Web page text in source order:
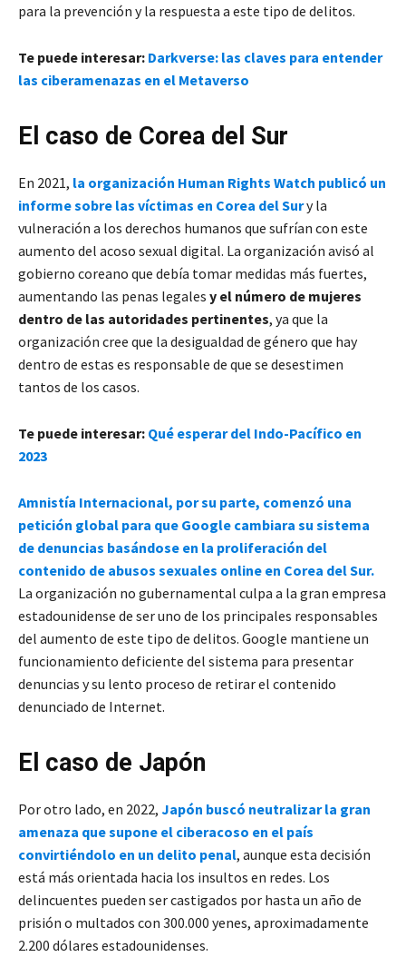
para la prevención y la respuesta a este tipo de delitos.
Te puede interesar: Darkverse: las claves para entender
las ciberamenazas en el Metaverso
El caso de Corea del Sur
En 2021, la organización Human Rights Watch publicó un
informe sobre las víctimas en Corea del Sury la
vulneración a los derechos humanos que sufrían con este
aumento del acoso sexual digital. La organización avisó al
gobierno coreano que debía tomar medidas más fuertes,
aumentando las penas legales y el número de mujeres
dentro de las autoridades pertinentes, ya que la
organización cree que la desigualdad de género que hay
dentro de estas es responsable de que se desestimen
tantos de los casos.
Te puede interesar: Qué esperar del Indo-Pacífico en
2023
Amnistía Internacional, por su parte, comenzó una
petición global para que Google cambiara su sistema
de denuncias basándose en la proliferación del
contenido de abusos sexuales online en Corea del Sur.
La organización no gubernamental culpa a la gran empresa
estadounidense de ser uno de los principales responsables
del aumento de este tipo de delitos. Google mantiene un
funcionamiento deficiente del sistema para presentar
denuncias y su lento proceso de retirar el contenido
denunciado de Internet.
El caso de Japón
Por otro lado, en 2022, Japón buscó neutralizar la gran
amenaza que supone el ciberacoso en el país
convirtiéndolo en un delito penal, aunque esta decisión
está más orientada hacia los insultos en redes. Los
delincuentes pueden ser castigados por hasta un año de
prisión o multados con 300.000 yenes, aproximadamente
2.200 dólares estadounidenses.